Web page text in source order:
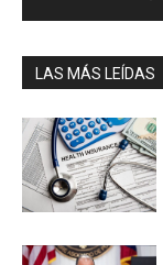
LAS MÁS LEÍDAS